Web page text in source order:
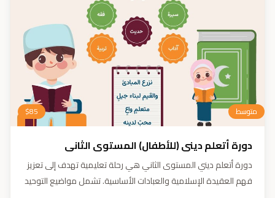
متوسط $85
دورة أتعلم ديني (للأطفال) المستوى الثاني
دورة أتعلم ديني المستوى الثاني هي رحلة تعليمية تهدف إلى تعزيز
فهم العقيدة الإسلامية والعبادات الأساسية. تشمل مواضيع التوحيد